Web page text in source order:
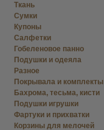
Ткань
Сумки
Купоны
Салфетки
Гобеленовое панно
Подушки и одеяла
Разное
Покрывала и комплекты
Бахрома, тесьма, кисти
Подушки игрушки
Фартуки и прихватки
Корзины для мелочей